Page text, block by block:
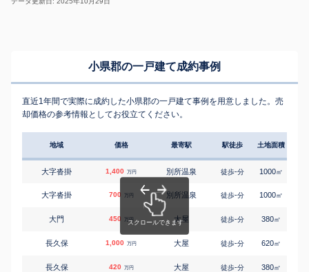
小県郡の一戸建て成約事例
直近1年間で実際に成約した小県郡の一戸建て事例を用意しました。売
却価格の参考情報としてお役立てください。
地域 価格 最寄駅 駅徒歩 土地面積
大字沓掛 1,400 万円 別所温泉 徒歩-分 1000㎡
大字沓掛 700 万円 別所温泉 徒歩-分 1000㎡
大門 450 万円 大屋 徒歩-分 380㎡
長久保 1,000 万円 大屋 徒歩-分 620㎡
長久保 420 万円 大屋 徒歩-分 380㎡